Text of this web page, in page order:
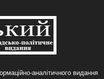
аналітичного видання